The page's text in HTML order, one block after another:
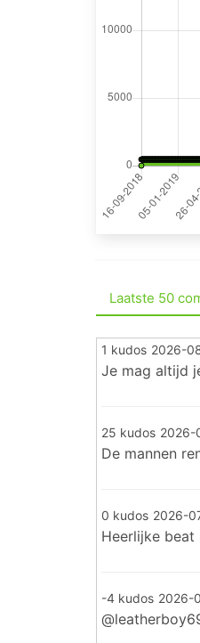
Laatste 50
1 kudos 2026-
Je mag altijd
25 kudos 2026-
De mannen
0 kudos 2026-
Heerlijke
-4 kudos 2026-